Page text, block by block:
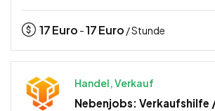
17Euro -17Euro / Stunde
Handel, Verkauf
Nebenjobs: Verkaufshilfe